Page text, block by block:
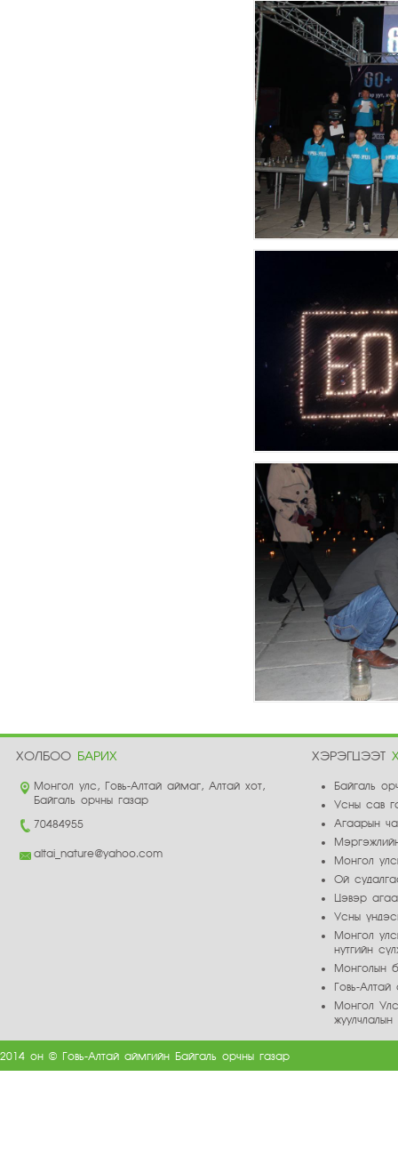
ХОЛБОО БАРИХ
Монгол улс, Говь-Алтай аймаг, Алтай хот,
Байгаль орчны газар
70484955
altai_nature@yahoo.com
ХЭРЭГЦЭЭТ
Байгаль
Усны сав
Агаарын
Монгол
Ой
Цэвэр
Усны
Монгол
нутгийн
Монголын
Говь-
Монгол
2014 он © Говь-Алтай аймгийн Байгаль орчны газар